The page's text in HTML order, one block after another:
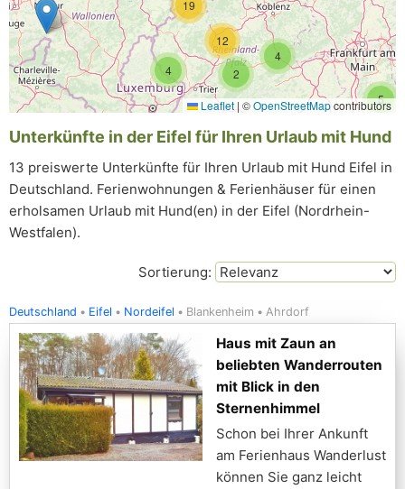
5
4
2
4
12
19
Leaflet | ©OpenStreetMapcontributors
Unterkünfte in der Eifel für Ihren Urlaub mit Hund
13 preiswerte Unterkünfte für Ihren Urlaub mit Hund Eifel in
Deutschland. Ferienwohnungen & Ferienhäuser für einen
erholsamen Urlaub mit Hund(en) in der Eifel (Nordrhein-
Westfalen).
Sortierung:
Deutschland Eifel Nordeifel Blankenheim Ahrdorf
Haus mit Zaun an
beliebten Wanderrouten
mit Blick in den
Sternenhimmel
Schon bei Ihrer Ankunft
am Ferienhaus Wanderlust
können Sie ganz leicht